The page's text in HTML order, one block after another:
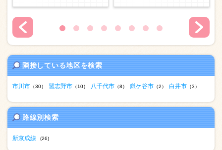
隣接している地区を検索
市川市 （30） 習志野市 （10） 八千代市 （8） 鎌ケ谷市 （2） 白井市 （3）
路線別検索
新京成線 (26)